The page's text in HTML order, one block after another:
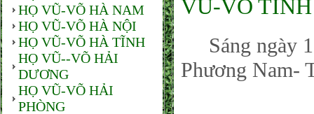
HỌ VŨ-VÕ HÀ NAM
HỌ VŨ-VÕ HÀ NỘI
HỌ VŨ-VÕ HÀ TĨNH
HỌ VŨ--VÕ HẢI
DƯƠNG
HỌ VŨ-VÕ HẢI
PHÒNG
VŨ-VÕ
Sáng ngày
Phương Nam-